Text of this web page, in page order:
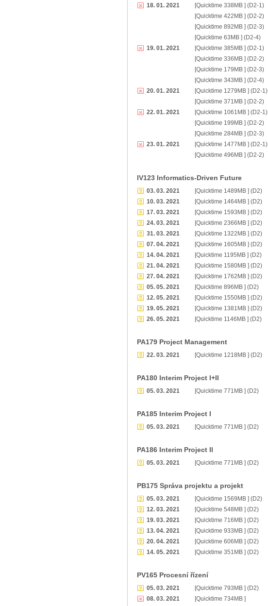
18. 01. 2021
[Quicktime 338MB ] (D2-1)
[Quicktime 422MB ] (D2-2)
[Quicktime 892MB ] (D2-3)
[Quicktime 63MB ] (D2-4)
19. 01. 2021
[Quicktime 385MB ] (D2-1)
[Quicktime 336MB ] (D2-2)
[Quicktime 179MB ] (D2-3)
[Quicktime 343MB ] (D2-4)
20. 01. 2021
[Quicktime 1279MB ] (D2-1)
[Quicktime 371MB ] (D2-2)
22. 01. 2021
[Quicktime 1061MB ] (D2-1)
[Quicktime 199MB ] (D2-2)
[Quicktime 284MB ] (D2-3)
23. 01. 2021
[Quicktime 1477MB ] (D2-1)
[Quicktime 496MB ] (D2-2)
IV123 Informatics-Driven Future
03. 03. 2021
[Quicktime 1489MB ] (D2)
10. 03. 2021
[Quicktime 1464MB ] (D2)
17. 03. 2021
[Quicktime 1593MB ] (D2)
24. 03. 2021
[Quicktime 2366MB ] (D2)
31. 03. 2021
[Quicktime 1322MB ] (D2)
07. 04. 2021
[Quicktime 1605MB ] (D2)
14. 04. 2021
[Quicktime 1195MB ] (D2)
21. 04. 2021
[Quicktime 1580MB ] (D2)
27. 04. 2021
[Quicktime 1762MB ] (D2)
05. 05. 2021
[Quicktime 896MB ] (D2)
12. 05. 2021
[Quicktime 1550MB ] (D2)
19. 05. 2021
[Quicktime 1381MB ] (D2)
26. 05. 2021
[Quicktime 1146MB ] (D2)
PA179 Project Management
22. 03. 2021
[Quicktime 1218MB ] (D2)
PA180 Interim Project I+II
05. 03. 2021
[Quicktime 771MB ] (D2)
PA185 Interim Project I
05. 03. 2021
[Quicktime 771MB ] (D2)
PA186 Interim Project II
05. 03. 2021
[Quicktime 771MB ] (D2)
PB175 Správa projektu a projekt
05. 03. 2021
[Quicktime 1569MB ] (D2)
12. 03. 2021
[Quicktime 548MB ] (D2)
19. 03. 2021
[Quicktime 716MB ] (D2)
13. 04. 2021
[Quicktime 933MB ] (D2)
20. 04. 2021
[Quicktime 606MB ] (D2)
14. 05. 2021
[Quicktime 351MB ] (D2)
PV165 Procesní řízení
05. 03. 2021
[Quicktime 793MB ] (D2)
08. 03. 2021
[Quicktime 734MB ]